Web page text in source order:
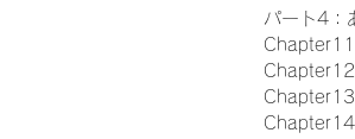
パート4：